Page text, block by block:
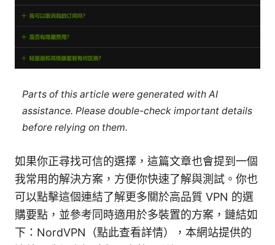
Parts of this article were generated with AI
assistance. Please double-check important details
before relying on them.
如果你正尋找可信的選擇，這篇文章也會提到一個
我常用的解決方案，方便你快速了解與測試。你也
可以點擊這個連結了解更多關於高品質 VPN 的選
購要點，並參考同時適用於多裝置的方案，鏈結如
下：NordVPN（點此查看詳情），本網站提供的